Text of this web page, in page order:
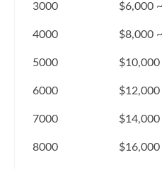
3000 $6,000
4000 $8,000
5000
6000
7000
8000